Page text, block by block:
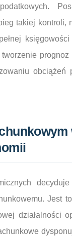
takiej kontroli,
Jest
działalności